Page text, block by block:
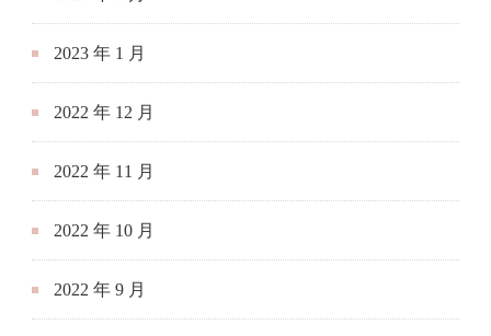
2023 年 1 月
2022 年 12 月
2022 年 11 月
2022 年 10 月
2022 年 9 月